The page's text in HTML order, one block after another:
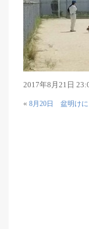
2017年8月21日
« 8月20日 盆明けに